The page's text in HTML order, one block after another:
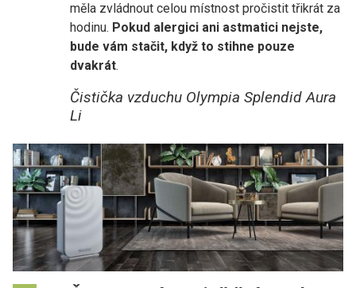
měla zvládnout celou místnost pročistit třikrát za
hodinu. Pokud alergici ani astmatici nejste,
bude vám stačit, když to stihne pouze
dvakrát.
Čistička vzduchu Olympia Splendid Aura
Li